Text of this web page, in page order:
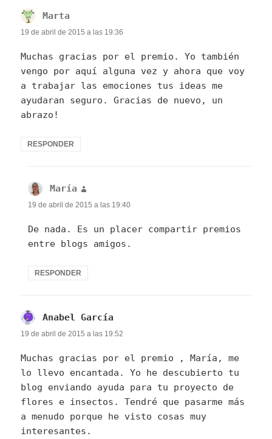
Marta
19 de abril de 2015 a las 19:36
Muchas gracias por el premio. Yo también
vengo por aquí alguna vez y ahora que voy
a trabajar las emociones tus ideas me
ayudaran seguro. Gracias de nuevo, un
abrazo!
RESPONDER
María
19 de abril de 2015 a las 19:40
De nada. Es un placer compartir premios
entre blogs amigos.
RESPONDER
Anabel García
19 de abril de 2015 a las 19:52
Muchas gracias por el premio , María, me
lo llevo encantada. Yo he descubierto tu
blog enviando ayuda para tu proyecto de
flores e insectos. Tendré que pasarme más
a menudo porque he visto cosas muy
interesantes.